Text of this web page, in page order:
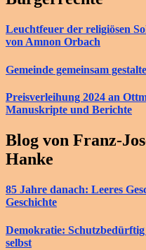
Leuchtfeuer der religiösen
von Amnon Orbach
Gemeinde gemeinsam
Preisverleihung 2024 an
Manuskripte und Berichte
Blog von Franz-
Hanke
85 Jahre danach: Leeres
Geschichte
Demokratie:
selbst